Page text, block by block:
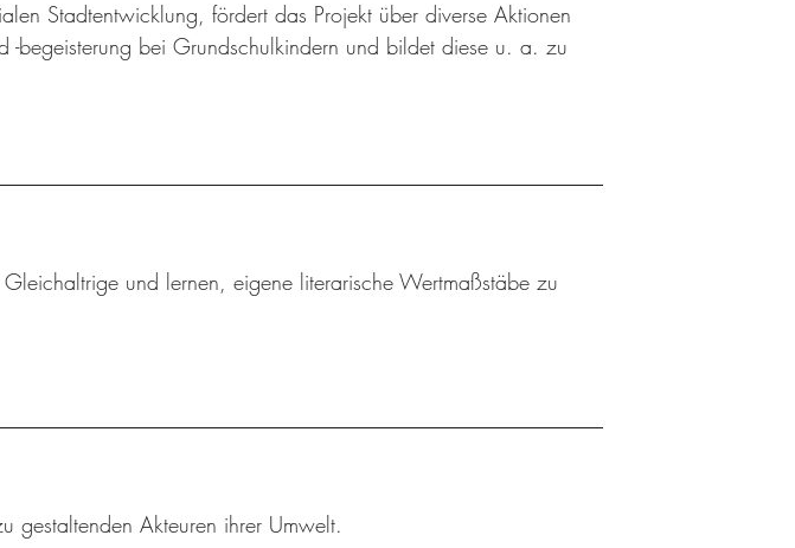
Stadtentwicklung, fördert das Projekt über diverse Aktionen
-begeisterung bei Grundschulkindern und bildet diese u. a. zu
Gleichaltrige und lernen, eigene literarische Wertmaßstäbe zu
gestaltenden Akteuren ihrer Umwelt.